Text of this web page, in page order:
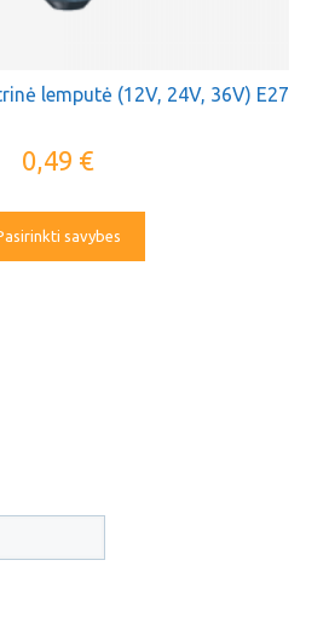
lemputė (12V, 24V, 36V) E27
0,49 €
savybes